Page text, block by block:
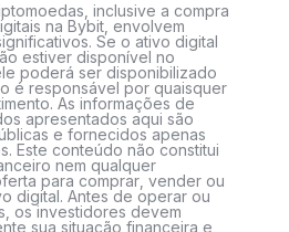
inclusive a compra
na Bybit, envolvem
Se o ativo digital
estiver disponível no
poderá ser disponibilizado
é responsável por quaisquer
As informações de
apresentados aqui são
e fornecidos apenas
Este conteúdo não constitui
nem qualquer
para comprar, vender ou
digital. Antes de operar ou
os investidores devem
sua situação financeira e